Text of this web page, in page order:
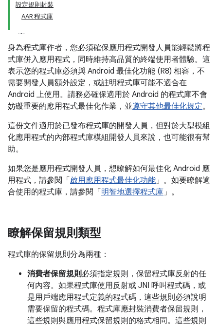
設定規則封裝
AAR 程式庫
身為程式庫作者，您必須確保應用程式開發人員能輕鬆將程
式庫併入應用程式，同時維持高品質的終端使用者體驗。這
表示您的程式庫必須與 Android 最佳化功能 (R8) 相容，不
需要開發人員額外設定，或註明程式庫可能不適合在
Android 上使用。請務必確保適用於 Android 的程式庫不會
妨礙重要的應用程式最佳化作業，並遵守其他最佳化規定。
這份文件適用於已發布程式庫的開發人員，但對於大型模組
化應用程式的內部程式庫模組開發人員來說，也可能很有幫
助。
如果您是應用程式開發人員，想瞭解如何最佳化 Android 應
用程式，請參閱「 啟用應用程式最佳化功能」。如要瞭解適
合使用的程式庫，請參閱「 明智地選擇程式庫」。
瞭解保留規則類型
程式庫的保留規則分為兩種：
消費者保留規則必須指定規則，保留程式庫反射的任
何內容。如果程式庫使用反射或 JNI 呼叫程式碼，或
是用戶端應用程式定義的程式碼，這些規則必須說明
需要保留的程式碼。程式庫應封裝消費者保留規則，
這些規則與應用程式保留規則的格式相同。這些規則